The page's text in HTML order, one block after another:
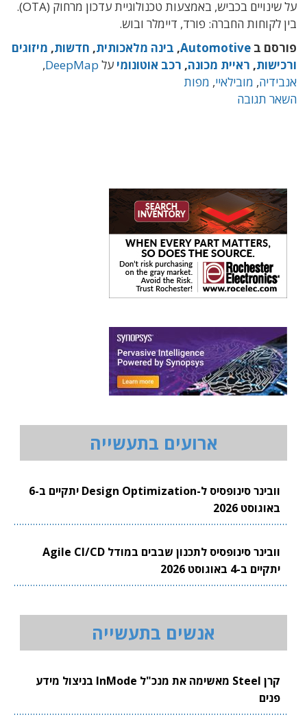
על שינויים בכביש, באמצעות טכנולוגיית עדכון מרחוק (OTA).
בין לקוחות החברה: פורד, דיימלר ובוש.
פורסם ב Automotive
, בינה מלאכותית, חדשות, מיזוגים
ורכישות, ראיית מכונה, רכב אוטונומי על DeepMap
,
אנבידיה, מובילאיי, מפות
השאר תגובה
ארועים בתעשייה
וובינר סינופסיס ל-Design Optimization יתקיים ב-6
באוגוסט 2026
וובינר סינופסיס לתכנון שבבים במודל Agile CI/CD
יתקיים ב-4 באוגוסט 2026
אנשים בתעשייה
קרן Steel מאשימה את מנכ"ל InMode בניצול מידע
פנים